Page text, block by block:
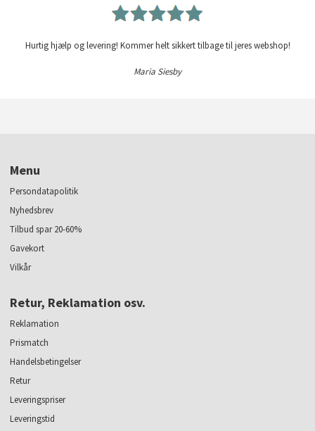
Hurtig hjælp og levering! Kommer helt sikkert tilbage til jeres webshop!
Maria Siesby
Menu
Persondatapolitik
Nyhedsbrev
Tilbud spar 20-60%
Gavekort
Vilkår
Retur, Reklamation osv.
Reklamation
Prismatch
Handelsbetingelser
Retur
Leveringspriser
Leveringstid